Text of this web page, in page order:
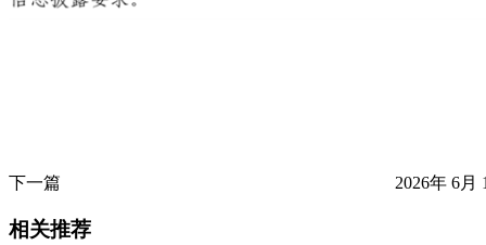
下一篇 2026年 6月
相关推荐